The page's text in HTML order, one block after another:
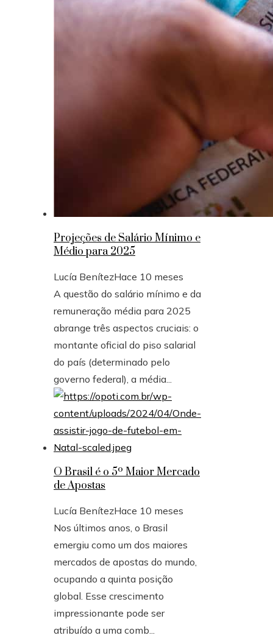
Projeções de Salário Mínimo e
Médio para 2025
Lucía BenítezHace 10 meses
A questão do salário mínimo e da
remuneração média para 2025
abrange três aspectos cruciais: o
montante oficial do piso salarial
do país (determinado pelo
governo federal), a média...
O Brasil é o 5º Maior Mercado
de Apostas
Lucía BenítezHace 10 meses
Nos últimos anos, o Brasil
emergiu como um dos maiores
mercados de apostas do mundo,
ocupando a quinta posição
global. Esse crescimento
impressionante pode ser
atribuído a uma comb...